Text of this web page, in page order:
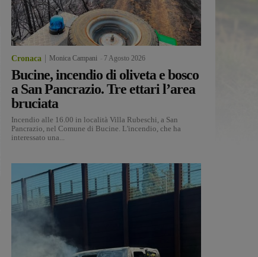
Cronaca Monica Campani 7 Agosto 2026
Bucine, incendio di oliveta e bosco
a San Pancrazio. Tre ettari l’area
bruciata
Incendio alle 16.00 in località Villa Rubeschi, a San
Pancrazio, nel Comune di Bucine. L'incendio, che ha
interessato una...